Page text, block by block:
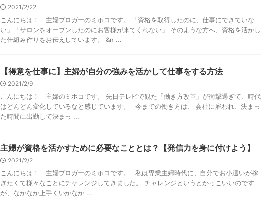
2021/2/22
こんにちは！ 主婦ブロガーのミホコです。 「資格を取得したのに、仕事にできていな
い」「サロンをオープンしたのにお客様が来てくれない」 そのような方へ、資格を活かし
た仕組み作りをお伝えしています。 &n ...
【得意を仕事に】主婦が自分の強みを活かして仕事をする方法
2021/2/9
こんにちは！ 主婦のミホコです。 先日テレビで観た「働き方改革」が衝撃過ぎて、時代
はどんどん変化しているなと感じています。 今までの働き方は、 会社に雇われ、決まっ
た時間に出勤して決まっ ...
主婦が資格を活かすために必要なこととは？【発信力を身に付けよう】
2021/2/2
こんにちは！ 主婦ブロガーのミホコです。 私は専業主婦時代に、自分でお小遣いが稼
ぎたくて様々なことにチャレンジしてきました。 チャレンジというとかっこいいのです
が、なかなか上手くいかなか ...